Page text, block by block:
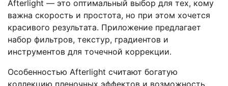
Afterlight — это оптимальный выбор для тех, кому
важна скорость и простота, но при этом хочется
красивого результата. Приложение предлагает
набор фильтров, текстур, градиентов и
инструментов для точечной коррекции.
Особенностью Afterlight считают богатую